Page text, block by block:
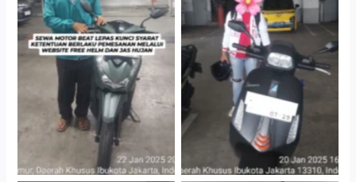
Cityplaza Jatinegara
Gedung Parkir P6A
Cityplaza Jatinegara
Gedung Parkir P6A